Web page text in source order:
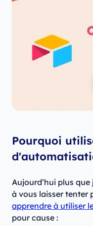
Pourquoi
Aujourd’hui plus
à vous laisser tenter
apprendre à utiliser
pour cause :